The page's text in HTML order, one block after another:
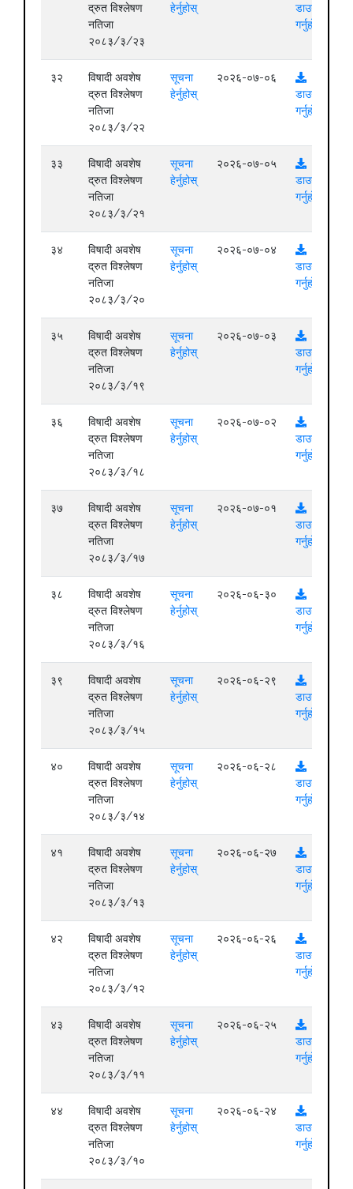
द्रुत विश्लेषण
नतिजा
२०८३/३/२३
हेर्नुहोस्
डाउनलोड
गर्नुहोस्
३२
विषादी अवशेष
द्रुत विश्लेषण
नतिजा
२०८३/३/२२
सूचना
हेर्नुहोस्
२०२६-०७-०६
डाउनलोड
गर्नुहोस्
३३
विषादी अवशेष
द्रुत विश्लेषण
नतिजा
२०८३/३/२१
सूचना
हेर्नुहोस्
२०२६-०७-०५
डाउनलोड
गर्नुहोस्
३४
विषादी अवशेष
द्रुत विश्लेषण
नतिजा
२०८३/३/२०
सूचना
हेर्नुहोस्
२०२६-०७-०४
डाउनलोड
गर्नुहोस्
३५
विषादी अवशेष
द्रुत विश्लेषण
नतिजा
२०८३/३/१९
सूचना
हेर्नुहोस्
२०२६-०७-०३
डाउनलोड
गर्नुहोस्
३६
विषादी अवशेष
द्रुत विश्लेषण
नतिजा
२०८३/३/१८
सूचना
हेर्नुहोस्
२०२६-०७-०२
डाउनलोड
गर्नुहोस्
३७
विषादी अवशेष
द्रुत विश्लेषण
नतिजा
२०८३/३/१७
सूचना
हेर्नुहोस्
२०२६-०७-०१
डाउनलोड
गर्नुहोस्
३८
विषादी अवशेष
द्रुत विश्लेषण
नतिजा
२०८३/३/१६
सूचना
हेर्नुहोस्
२०२६-०६-३०
डाउनलोड
गर्नुहोस्
३९
विषादी अवशेष
द्रुत विश्लेषण
नतिजा
२०८३/३/१५
सूचना
हेर्नुहोस्
२०२६-०६-२९
डाउनलोड
गर्नुहोस्
४०
विषादी अवशेष
द्रुत विश्लेषण
नतिजा
२०८३/३/१४
सूचना
हेर्नुहोस्
२०२६-०६-२८
डाउनलोड
गर्नुहोस्
४१
विषादी अवशेष
द्रुत विश्लेषण
नतिजा
२०८३/३/१३
सूचना
हेर्नुहोस्
२०२६-०६-२७
डाउनलोड
गर्नुहोस्
४२
विषादी अवशेष
द्रुत विश्लेषण
नतिजा
२०८३/३/१२
सूचना
हेर्नुहोस्
२०२६-०६-२६
डाउनलोड
गर्नुहोस्
४३
विषादी अवशेष
द्रुत विश्लेषण
नतिजा
२०८३/३/११
सूचना
हेर्नुहोस्
२०२६-०६-२५
डाउनलोड
गर्नुहोस्
४४
विषादी अवशेष
द्रुत विश्लेषण
नतिजा
२०८३/३/१०
सूचना
हेर्नुहोस्
२०२६-०६-२४
डाउनलोड
गर्नुहोस्